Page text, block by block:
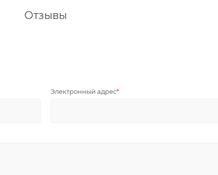
Отзывы
Электронный адрес